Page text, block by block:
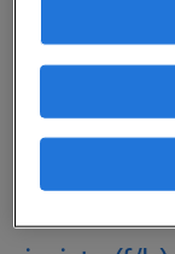
Corporate
voir l'offre